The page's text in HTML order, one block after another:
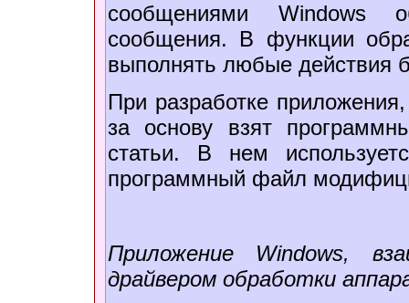
сообщениями Windows
сообщения. В функции
выполнять любые действия
При разработке
за основу взят
статьи. В нем
программный файл
Приложение Windows,
драйвером обработки